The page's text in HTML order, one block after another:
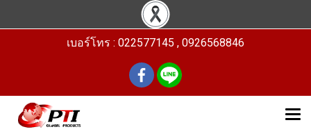
เบอร์โทร : 022577145 , 0926568846